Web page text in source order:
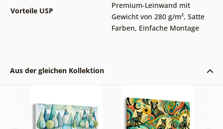
Vorteile USP
Premium-Leinwand mit
Gewicht von 280 g/m², Satte
Farben, Einfache Montage
Aus der gleichen Kollektion